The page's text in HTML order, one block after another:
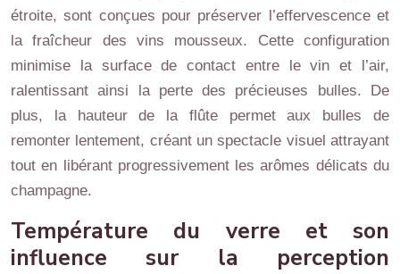
étroite, sont conçues pour préserver l’effervescence et
la fraîcheur des vins mousseux. Cette configuration
minimise la surface de contact entre le vin et l’air,
ralentissant ainsi la perte des précieuses bulles. De
plus, la hauteur de la flûte permet aux bulles de
remonter lentement, créant un spectacle visuel attrayant
tout en libérant progressivement les arômes délicats du
champagne.
Température du verre et son
influence sur la perception